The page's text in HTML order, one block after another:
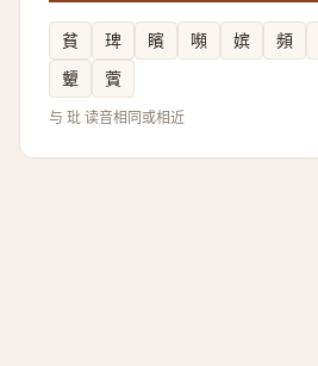
貧 琕 矉 嚬 嫔 頻
顰
薲
与 玭 读音相同或相近